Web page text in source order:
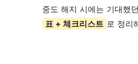
중도 해지 시에는 기대했
표 + 체크리스트 로 정리